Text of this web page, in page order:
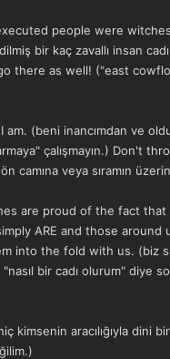
people were
bir kaç zavallı insan
as well! ("east
(beni inancımdan ve
çalışmayın.) Don't
veya sıramın
are proud of the fact
ARE and those
the fold with us. (biz
bir cadı olurum" diye
kimsenin aracılığıyla dini